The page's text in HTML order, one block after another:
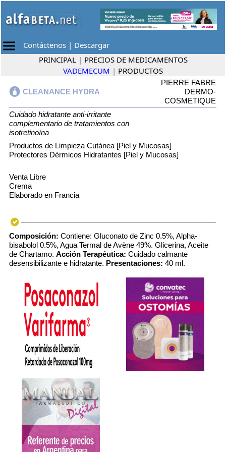
Contáctenos | Descargar
PRINCIPAL | PRECIOS DE MEDICAMENTOS
VADEMECUM | PRODUCTOS
CLEANANCE HYDRA
PIERRE FABRE
DERMO-
COSMETIQUE
Cuidado hidratante anti-irritante
complementario de tratamientos con
isotretinoína
Productos de Limpieza Cutánea [Piel y Mucosas]
Protectores Dérmicos Hidratantes [Piel y Mucosas]
Venta Libre
Crema
Elaborado en Francia
Composición: Contiene: Gluconato de Zinc 0.5%, Alpha-
bisabolol 0.5%, Agua Termal de Avène 49%. Glicerina, Aceite
de Chartamo. Acción Terapéutica: Cuidado calmante
desensibilizante e hidratante. Presentaciones: 40 ml.